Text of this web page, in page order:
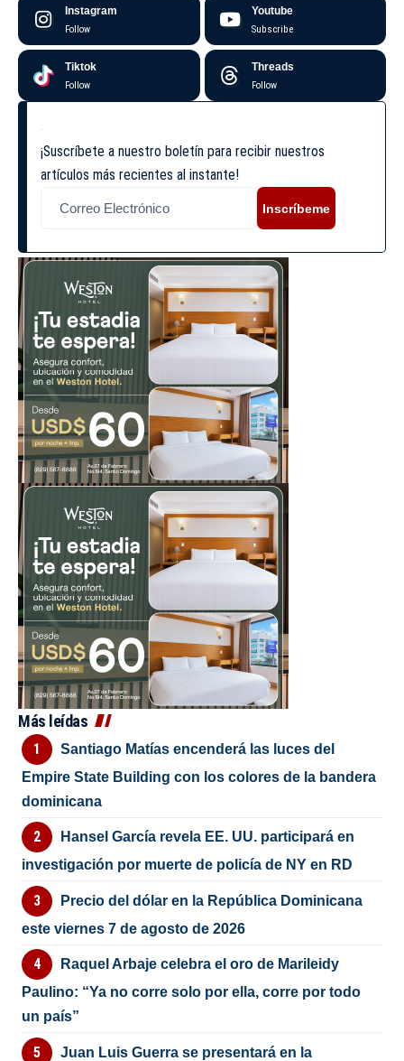
Instagram
Follow
Youtube
Subscribe
Tiktok
Follow
Threads
Follow
¡Suscríbete a nuestro boletín para recibir nuestros
artículos más recientes al instante!
Inscríbeme
Más leídas
Santiago Matías encenderá las luces del
Empire State Building con los colores de la bandera
dominicana
Hansel García revela EE. UU. participará en
investigación por muerte de policía de NY en RD
Precio del dólar en la República Dominicana
este viernes 7 de agosto de 2026
Raquel Arbaje celebra el oro de Marileidy
Paulino: “Ya no corre solo por ella, corre por todo
un país”
Juan Luis Guerra se presentará en la